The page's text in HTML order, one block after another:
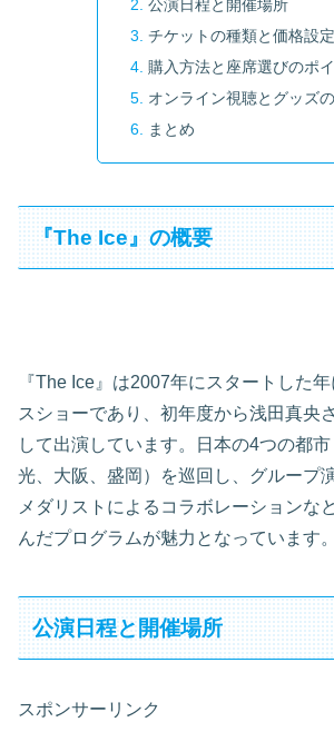
公演日程と開催場所
チケットの種類と価格設定
購入方法と座席選びのポ
オンライン視聴とグッズ
まとめ
『The Ice』の概要
『The Ice』は2007年にスタートした
スショーであり、初年度から浅田真央
して出演しています。日本の4つの都
光、大阪、盛岡）を巡回し、グループ
メダリストによるコラボレーションな
んだプログラムが魅力となっています。
公演日程と開催場所
スポンサーリンク